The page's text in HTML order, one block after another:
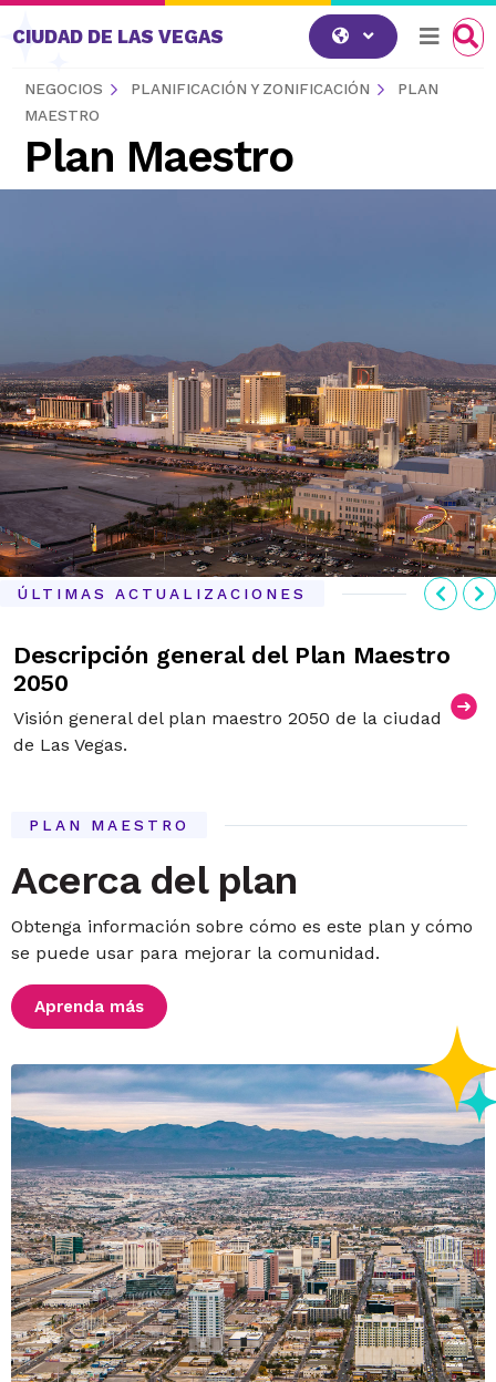
Saltar al contenido
CIUDAD DE LAS VEGAS
NEGOCIOS PLANIFICACIÓN Y ZONIFICACIÓN
PLAN
MAESTRO
Plan Maestro
ÚLTIMAS ACTUALIZACIONES
Descripción general del Plan Maestro
2050
Visión general del plan maestro 2050 de la ciudad
de Las Vegas.
PLAN MAESTRO
Acerca del plan
Obtenga información sobre cómo es este plan y cómo
se puede usar para mejorar la comunidad.
Aprenda más